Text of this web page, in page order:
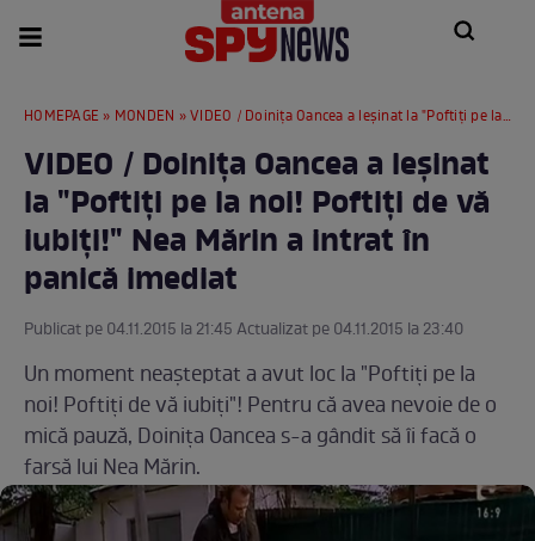
HOMEPAGE » MONDEN » VIDEO / Doinița Oancea a leşinat la "Poftiţi pe la noi! Poftiţi de vă iubiţi!" Nea Mărin a intrat în panică imediat
VIDEO / Doinița Oancea a leşinat
la "Poftiţi pe la noi! Poftiţi de vă
iubiţi!" Nea Mărin a intrat în
panică imediat
Publicat pe 04.11.2015 la 21:45 Actualizat pe 04.11.2015 la 23:40
Un moment neaşteptat a avut loc la "Poftiţi pe la
noi! Poftiţi de vă iubiţi"! Pentru că avea nevoie de o
mică pauză, Doiniţa Oancea s-a gândit să îi facă o
farsă lui Nea Mărin.